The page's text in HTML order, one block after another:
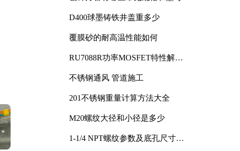
D400球墨铸铁井盖重多少
覆膜砂的耐高温性能如何
RU7088R功率MOSFET特性解析
不锈钢通风 管道施工
201不锈钢重量计算方法大全
M20螺纹大径和小径是多少
1-1/4 NPT螺纹参数及底孔尺寸详